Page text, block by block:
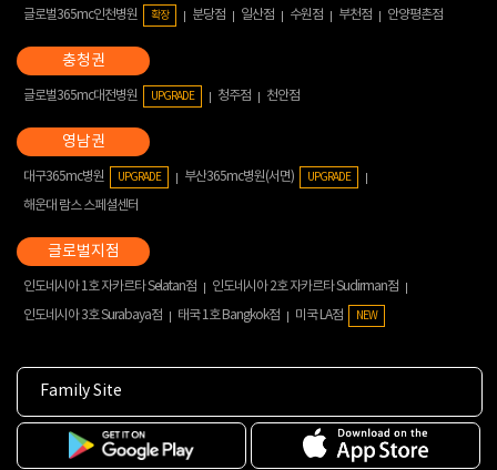
글로벌365mc인천병원 확장 분당점 일산점 수원점 부천점 안양평촌점
글로벌365mc대전병원 UPGRADE 청주점 천안점
대구365mc병원 UPGRADE 부산365mc병원(서면) UPGRADE
해운대 람스 스페셜센터
인도네시아 1호 자카르타 Selatan점
인도네시아 2호 자카르타 Sudirman점
인도네시아 3호 Surabaya점
태국 1호 Bangkok점 미국 LA점 NEW
Family Site